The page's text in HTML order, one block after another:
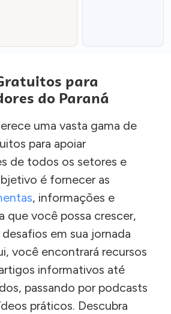
para
do Paraná
uma vasta gama de
para apoiar
de todos os setores e
é fornecer as
, informações e
que você possa crescer,
em sua jornada
você encontrará recursos
informativos até
passando por podcasts
práticos. Descubra